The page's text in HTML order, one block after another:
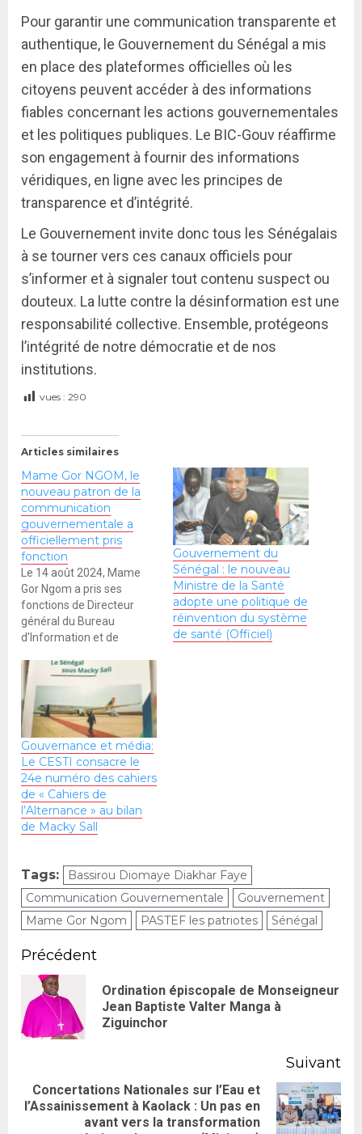
Pour garantir une communication transparente et
authentique, le Gouvernement du Sénégal a mis
en place des plateformes officielles où les
citoyens peuvent accéder à des informations
fiables concernant les actions gouvernementales
et les politiques publiques. Le BIC-Gouv réaffirme
son engagement à fournir des informations
véridiques, en ligne avec les principes de
transparence et d’intégrité.
Le Gouvernement invite donc tous les Sénégalais
à se tourner vers ces canaux officiels pour
s’informer et à signaler tout contenu suspect ou
douteux. La lutte contre la désinformation est une
responsabilité collective. Ensemble, protégeons
l’intégrité de notre démocratie et de nos
institutions.
vues : 290
Articles similaires
Mame Gor NGOM, le
nouveau patron de la
communication
gouvernementale a
officiellement pris
fonction
Le 14 août 2024, Mame
Gor Ngom a pris ses
fonctions de Directeur
général du Bureau
d’Information et de
gouvernement (BIC-
GOUV), lors d'une
cérémonie marquée par
son engagement à servir
l’État et le peuple
sénégalais avec intégrité.
Il a remercié le Président
de la République, Bassirou
Diomaye Faye…
Gouvernement du
Sénégal : le nouveau
Ministre de la Santé
adopte une politique de
réinvention du système
de santé (Officiel)
Gouvernance et média:
Le CESTI consacre le
24e numéro des cahiers
de « Cahiers de
l’Alternance » au bilan
de Macky Sall
Tags:
Bassirou Diomaye Diakhar Faye
Communication Gouvernementale
Gouvernement
Mame Gor Ngom
PASTEF les patriotes Sénégal
Précédent
Ordination épiscopale de Monseigneur
Jean Baptiste Valter Manga à
Ziguinchor
Suivant
Concertations Nationales sur l’Eau et
l’Assainissement à Kaolack : Un pas en
avant vers la transformation